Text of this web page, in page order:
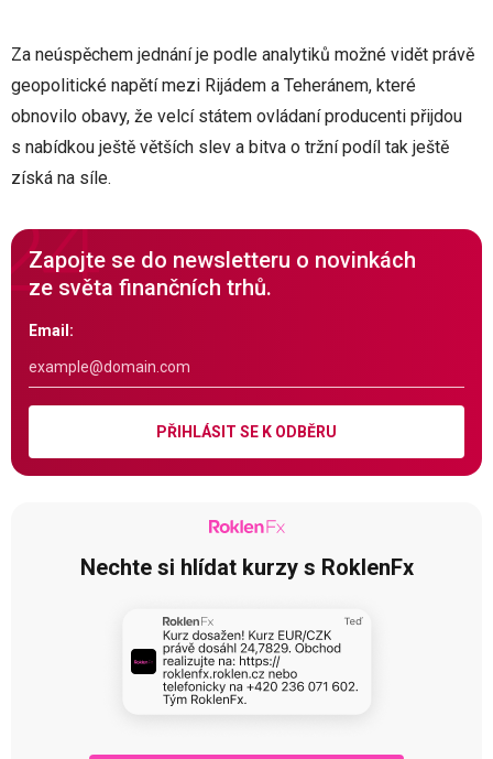
Za neúspěchem jednání je podle analytiků možné vidět právě
geopolitické napětí mezi Rijádem a Teheránem, které
obnovilo obavy, že velcí státem ovládaní producenti přijdou
s nabídkou ještě větších slev a bitva o tržní podíl tak ještě
získá na síle.
Zapojte se do newsletteru o novinkách
ze světa finančních trhů.
Email:
PŘIHLÁSIT SE K ODBĚRU
Nechte si hlídat kurzy s RoklenFx